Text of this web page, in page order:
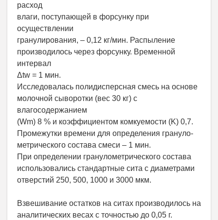
расход
влаги, поступающей в форсунку при
осуществлении
гранулирования, – 0,12 кг/мин. Распыление
производилось через форсунку. Временной
интервал
Δtw = 1 мин.
Исследовалась полидисперсная смесь на основе
молочной сыворотки (вес 30 кг) с
влагосодержанием
(Wm) 8 % и коэффициентом комкуемости (K) 0,7.
Промежутки времени для определения грануло-
метрического состава смеси – 1 мин.
При определении гранулометрического состава
использовались стандартные сита с диаметрами
отверстий 250, 500, 1000 и 3000 мкм.
Взвешивание остатков на ситах производилось на
аналитических весах с точностью до 0,05 г.